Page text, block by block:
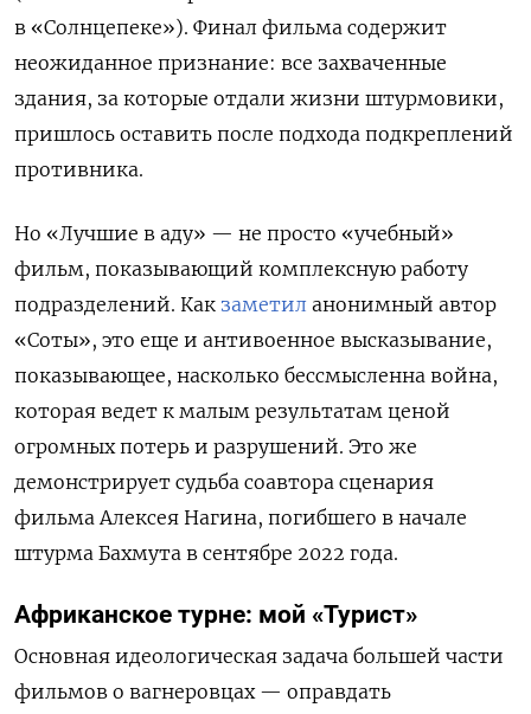
в «Солнцепеке»). Финал фильма содержит
неожиданное признание: все захваченные
здания, за которые отдали жизни штурмовики,
пришлось оставить после подхода подкреплений
противника.
Но «Лучшие в аду» — не просто «учебный»
фильм, показывающий комплексную работу
подразделений. Как заметил анонимный автор
«Соты», это еще и антивоенное высказывание,
показывающее, насколько бессмысленна война,
которая ведет к малым результатам ценой
огромных потерь и разрушений. Это же
демонстрирует судьба соавтора сценария
фильма Алексея Нагина, погибшего в начале
штурма Бахмута в сентябре 2022 года.
Африканское турне: мой «Турист»
Основная идеологическая задача большей части
фильмов о вагнеровцах — оправдать